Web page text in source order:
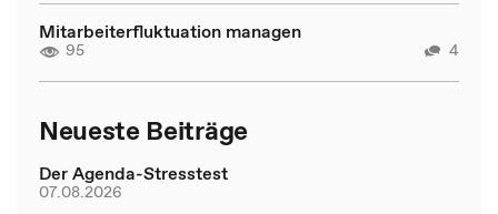
Mitarbeiterfluktuation managen
95 4
Neueste Beiträge
Der Agenda-Stresstest
07.08.2026